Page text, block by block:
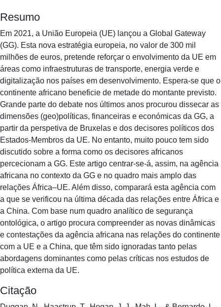
Resumo
Em 2021, a União Europeia (UE) lançou a Global Gateway
(GG). Esta nova estratégia europeia, no valor de 300 mil
milhões de euros, pretende reforçar o envolvimento da UE em
áreas como infraestruturas de transporte, energia verde e
digitalização nos países em desenvolvimento. Espera-se que o
continente africano beneficie de metade do montante previsto.
Grande parte do debate nos últimos anos procurou dissecar as
dimensões (geo)políticas, financeiras e económicas da GG, a
partir da perspetiva de Bruxelas e dos decisores políticos dos
Estados-Membros da UE. No entanto, muito pouco tem sido
discutido sobre a forma como os decisores africanos
percecionam a GG. Este artigo centrar-se-á, assim, na agência
africana no contexto da GG e no quadro mais amplo das
relações África–UE. Além disso, comparará esta agência com
a que se verificou na última década das relações entre África e
a China. Com base num quadro analítico de segurança
ontológica, o artigo procura compreender as novas dinâmicas
e contestações da agência africana nas relações do continente
com a UE e a China, que têm sido ignoradas tanto pelas
abordagens dominantes como pelas críticas nos estudos de
política externa da UE.
Citação